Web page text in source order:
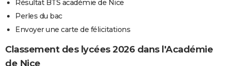
Résultat BTS académie de Nice
Perles du bac
Envoyer une carte de félicitations
Classement des lycées 2026 dans l'Académie
de Nice